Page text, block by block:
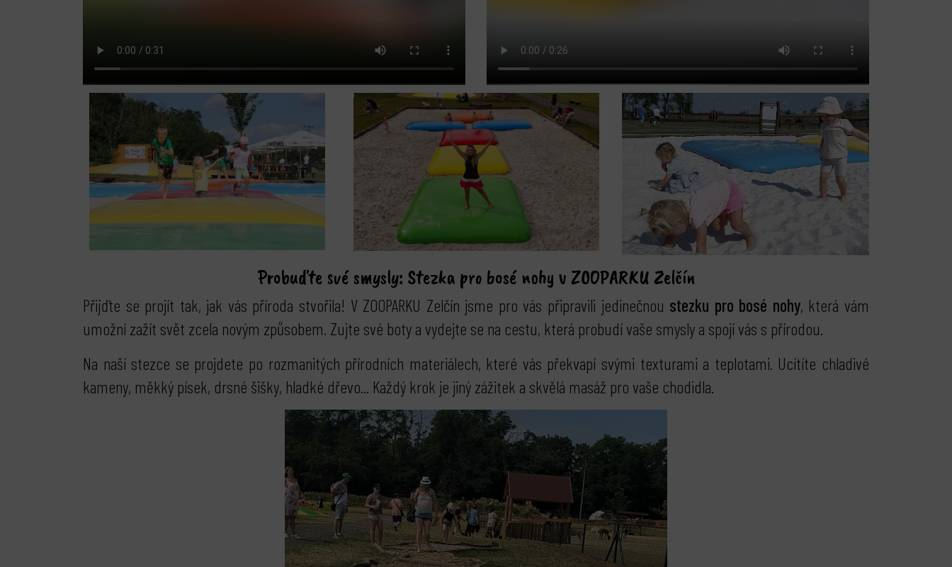
Probuďte své smysly: Stezka pro bosé nohy v ZOOPARKU Zelčín
Přijďte se projít tak, jak vás příroda stvořila! V ZOOPARKU Zelčín jsme pro vás připravili jedinečnou stezku pro bosé nohy, která vám
umožní zažít svět zcela novým způsobem. Zujte své boty a vydejte se na cestu, která probudí vaše smysly a spojí vás s přírodou.
Na naší stezce se projdete po rozmanitých přírodních materiálech, které vás překvapí svými texturami a teplotami. Ucítíte chladivé
kameny, měkký písek, drsné šišky, hladké dřevo... Každý krok je jiný zážitek a skvělá masáž pro vaše chodidla.